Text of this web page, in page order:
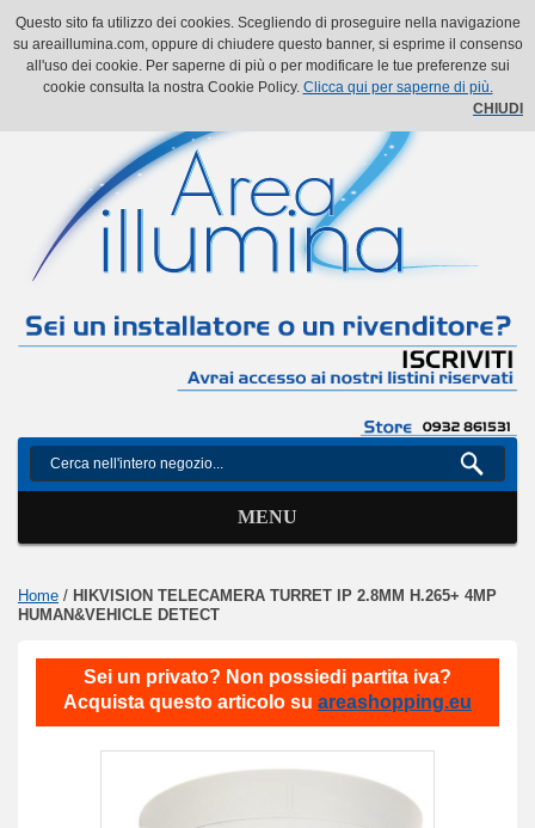
Il mio account Il mio carrello Vai alla Cassa Accedi
MENU
Home / HIKVISION TELECAMERA TURRET IP 2.8MM H.265+ 4MP
HUMAN&VEHICLE DETECT
Sei un privato? Non possiedi partita iva?
Acquista questo articolo su areashopping.eu
Questo sito fa utilizzo dei cookies. Scegliendo di proseguire nella navigazione
su areaillumina.com, oppure di chiudere questo banner, si esprime il consenso
all'uso dei cookie. Per saperne di più o per modificare le tue preferenze sui
cookie consulta la nostra Cookie Policy. Clicca qui per saperne di più.
CHIUDI